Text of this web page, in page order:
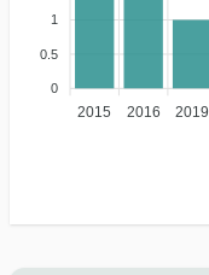
1
0.5
0
2015 2016 2019